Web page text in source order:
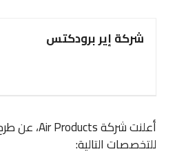
شركة إير برودكتس
للتخصصات التالية:‏ ‏